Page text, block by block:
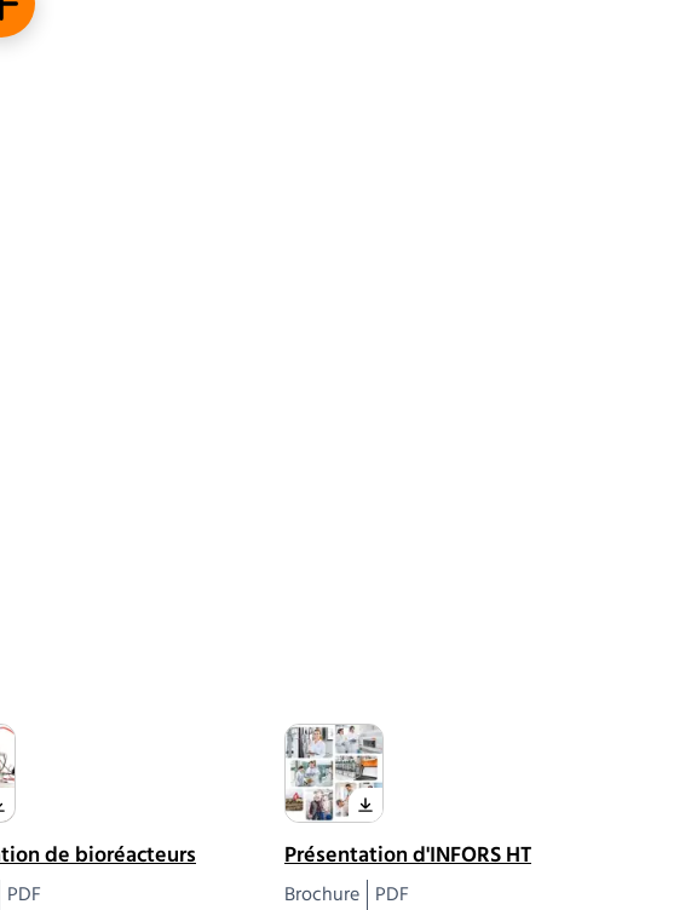
en option
Système de commande
de bioréacteurs
PDF
Présentation d'INFORS HT
Brochure PDF